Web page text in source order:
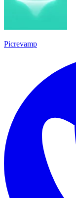
Picrevamp